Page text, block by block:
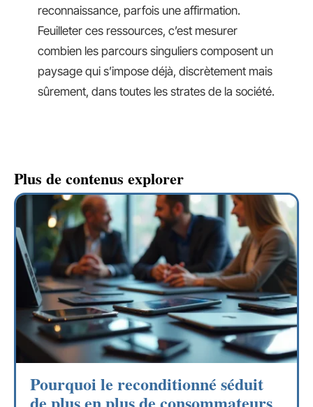
reconnaissance, parfois une affirmation.
Feuilleter ces ressources, c’est mesurer
combien les parcours singuliers composent un
paysage qui s’impose déjà, discrètement mais
sûrement, dans toutes les strates de la société.
Plus de contenus explorer
Pourquoi le reconditionné séduit